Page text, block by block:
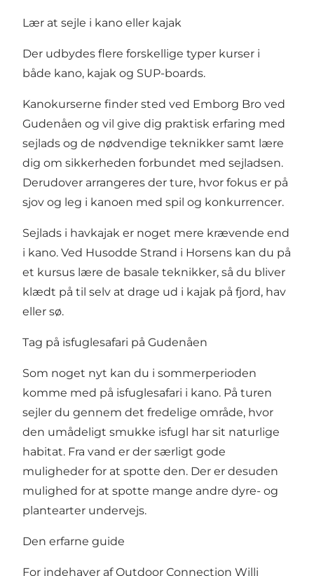
Lær at sejle i kano eller kajak
Der udbydes flere forskellige typer kurser i
både kano, kajak og SUP-boards.
Kanokurserne finder sted ved Emborg Bro ved
Gudenåen og vil give dig praktisk erfaring med
sejlads og de nødvendige teknikker samt lære
dig om sikkerheden forbundet med sejladsen.
Derudover arrangeres der ture, hvor fokus er på
sjov og leg i kanoen med spil og konkurrencer.
Sejlads i havkajak er noget mere krævende end
i kano. Ved Husodde Strand i Horsens kan du på
et kursus lære de basale teknikker, så du bliver
klædt på til selv at drage ud i kajak på fjord, hav
eller sø.
Tag på isfuglesafari på Gudenåen
Som noget nyt kan du i sommerperioden
komme med på isfuglesafari i kano. På turen
sejler du gennem det fredelige område, hvor
den umådeligt smukke isfugl har sit naturlige
habitat. Fra vand er der særligt gode
muligheder for at spotte den. Der er desuden
mulighed for at spotte mange andre dyre- og
plantearter undervejs.
Den erfarne guide
For indehaver af Outdoor Connection Willi